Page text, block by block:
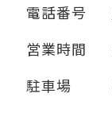
電話番号
営業時間
駐車場